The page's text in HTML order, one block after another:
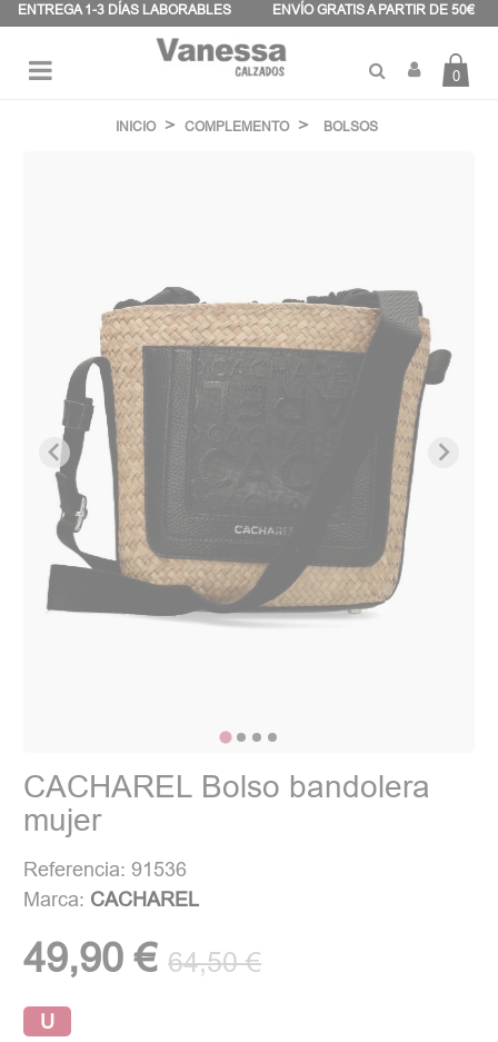
ENTREGA 1-3 DÍAS LABORABLES ENVÍO GRATIS A PARTIR DE 50€
0
INICIO COMPLEMENTO BOLSOS
CACHAREL Bolso bandolera
mujer
Referencia: 91536
Marca: CACHAREL
49,90 € 64,50 €
U
Panel de gestión de cookies